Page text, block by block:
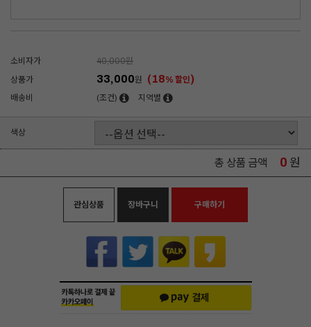
소비자가 40,000원
상품가
33,000원 (18% 할인)
배송비 (조건) 지역별
색상
총 상품 금액 0 원
관심상품 장바구니 구매하기